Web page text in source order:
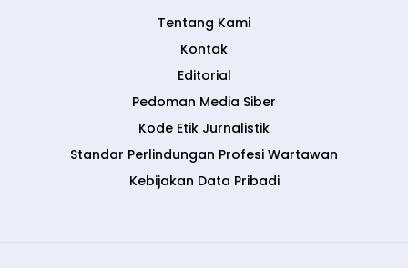
Tentang Kami
Kontak
Editorial
Pedoman Media Siber
Kode Etik Jurnalistik
Standar Perlindungan Profesi Wartawan
Kebijakan Data Pribadi